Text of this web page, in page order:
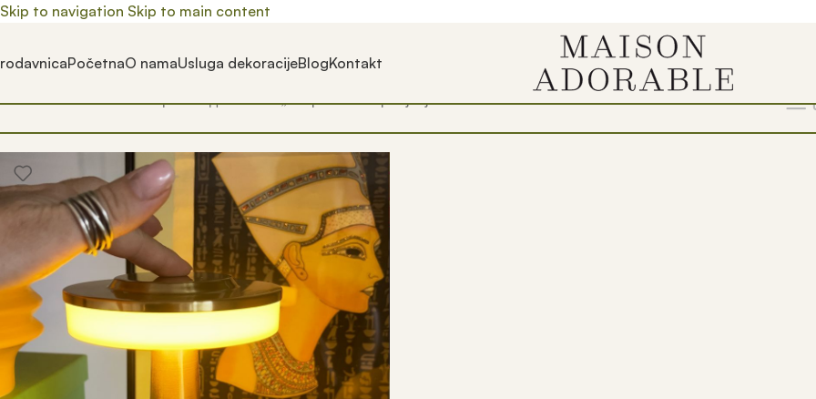
Skip to navigation Skip to main content
PočetnaO namaUsluga dekoracijeBlogKontakt
Почетна/ Prodavnica/ Производ oзначен „lampa na usb punjenje“ Show 9 12 18 24